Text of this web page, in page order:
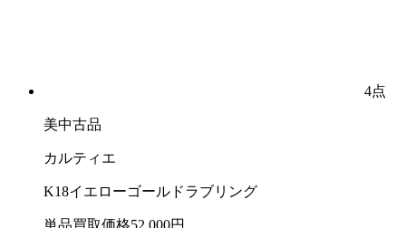
4点
美中古品
カルティエ
K18イエローゴールドラブリング
単品買取価格52,000円